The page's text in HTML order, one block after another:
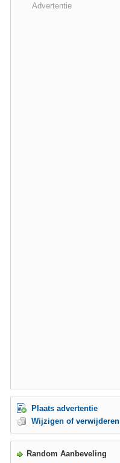
Advertentie
Plaats advertentie
Wijzigen of verwijderen
Random Aanbeveling